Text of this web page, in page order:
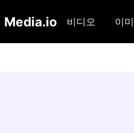
Media.io 비디오 이